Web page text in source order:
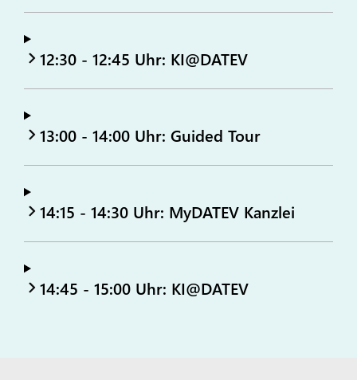
12:30 - 12:45 Uhr: KI@DATEV
13:00 - 14:00 Uhr: Guided Tour
14:15 - 14:30 Uhr: MyDATEV Kanzlei
14:45 - 15:00 Uhr: KI@DATEV